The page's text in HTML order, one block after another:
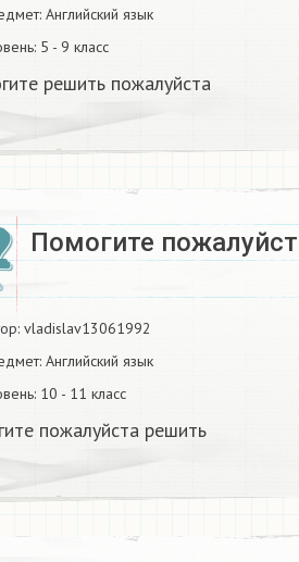
Английский язык
5 - 9 класс
решить пожалуйста​
Помогите
vladislav13061992
Английский язык
10 - 11 класс
пожалуйста решить​